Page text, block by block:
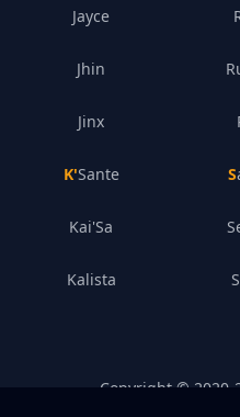
Jayce
Jhin
Jinx
K'Sante
Kai'Sa
Kalista
Copyright © 2020-